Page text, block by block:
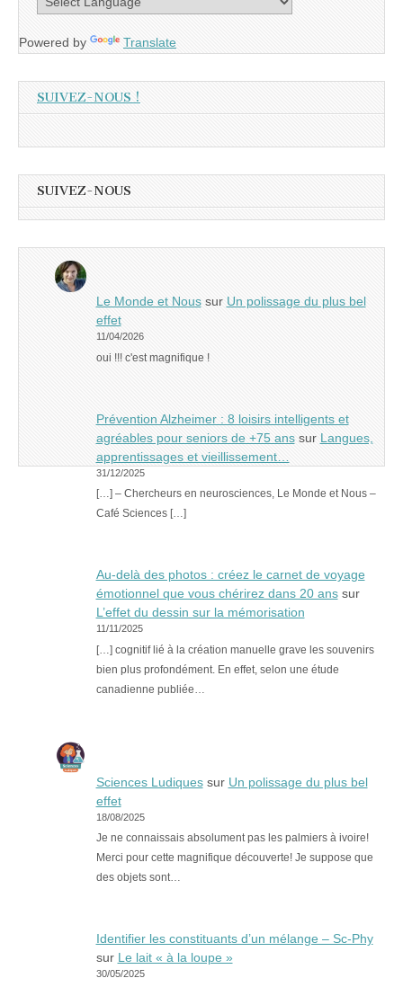
Powered by Translate
SUIVEZ-NOUS !
SUIVEZ-NOUS
Le Monde et Noussur Un polissage du plus bel
effet
11/04/2026
oui !!! c'est magnifique !
Prévention Alzheimer : 8 loisirs intelligents et
agréables pour seniors de +75 anssur Langues,
apprentissages et vieillissement…
31/12/2025
[…] – Chercheurs en neurosciences, Le Monde et Nous –
Café Sciences […]
Au-delà des photos : créez le carnet de voyage
émotionnel que vous chérirez dans 20 anssur
L’effet du dessin sur la mémorisation
11/11/2025
[…] cognitif lié à la création manuelle grave les souvenirs
bien plus profondément. En effet, selon une étude
canadienne publiée…
Sciences Ludiquessur Un polissage du plus bel
effet
18/08/2025
Je ne connaissais absolument pas les palmiers à ivoire!
Merci pour cette magnifique découverte! Je suppose que
des objets sont…
Identifier les constituants d’un mélange – Sc-Phy
sur Le lait « à la loupe »
30/05/2025